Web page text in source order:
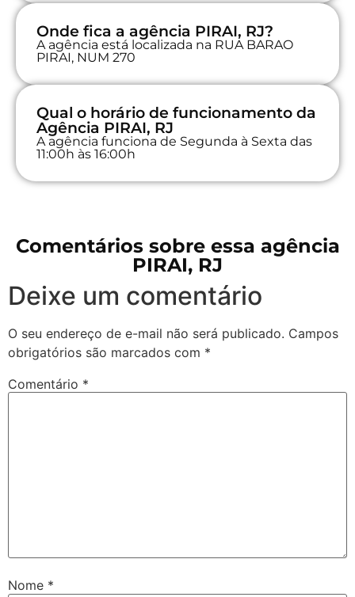
Onde fica a agência PIRAI, RJ?
A agência está localizada na RUA BARAO
PIRAI, NUM 270
Qual o horário de funcionamento da
Agência PIRAI, RJ
A agência funciona de Segunda à Sexta das
11:00h às 16:00h
Comentários sobre essa agência
PIRAI, RJ
Deixe um comentário
O seu endereço de e-mail não será publicado. Campos
obrigatórios são marcados com *
Comentário *
Nome *